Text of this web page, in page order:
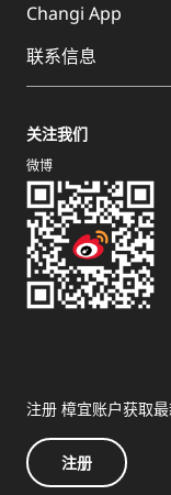
Changi App
联系信息
关注我们
微博
注册 樟宜账户获取
注册